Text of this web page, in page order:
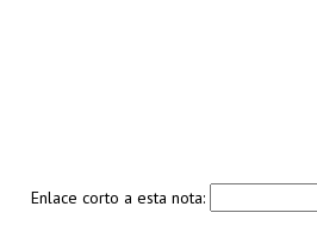
Enlace corto a esta nota: